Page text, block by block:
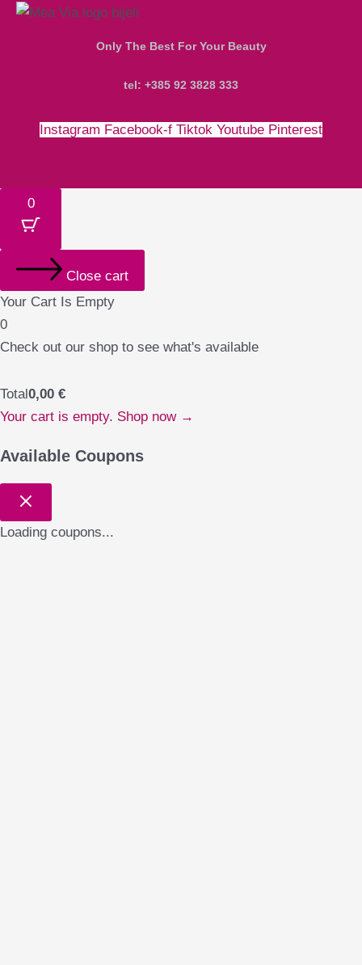
Only The Best For Your Beauty
tel: +385 92 3828 333
Instagram Facebook-f Tiktok Youtube Pinterest
0
Close cart
Your Cart Is Empty
0
Check out our shop to see what's available
Total0,00 €
Your cart is empty. Shop now →
Available Coupons
Loading coupons...